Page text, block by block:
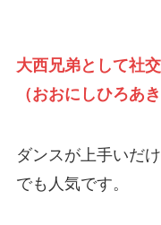
大西兄弟として社
（おおにしひろあ
ダンスが上手いだ
でも人気です。